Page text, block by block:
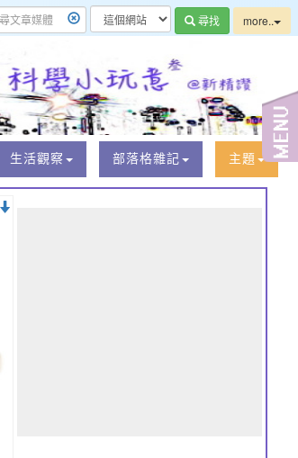
尋找 more..
生活觀察 部落格雜記 主題